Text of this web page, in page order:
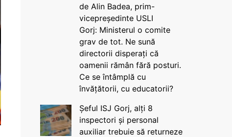
de Alin Badea, prim-
vicepreședinte USLI
Gorj: Ministerul o comite
grav de tot. Ne sună
directorii disperați că
oamenii rămân fără posturi.
Ce se întâmplă cu
învățătorii, cu educatorii?
Șeful ISJ Gorj, alți 8
inspectori și personal
auxiliar trebuie să returneze